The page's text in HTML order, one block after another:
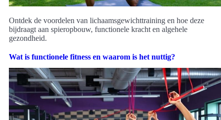
Ontdek de voordelen van lichaamsgewichttraining en hoe deze
bijdraagt aan spieropbouw, functionele kracht en algehele
gezondheid.
Wat is functionele fitness en waarom is het nuttig?